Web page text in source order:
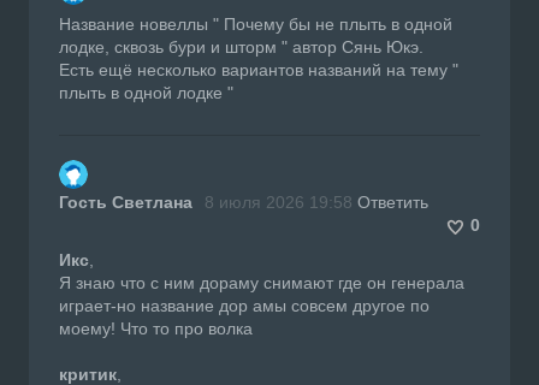
Название новеллы " Почему бы не плыть в одной
лодке, сквозь бури и шторм " автор Сянь Юкэ.
Есть ещё несколько вариантов названий на тему "
плыть в одной лодке "
Гость Светлана 8 июля 2026 19:58 Ответить
0
Икс
Я знаю что с ним дораму снимают где он генерала
играет-но название дор амы совсем другое по
моему! Что то про волка
критик